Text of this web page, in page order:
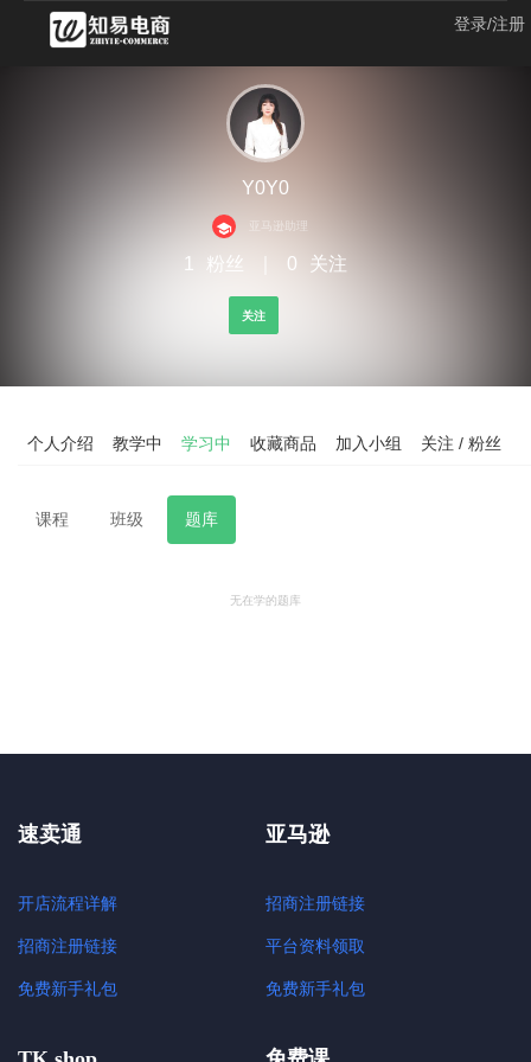
登录/注册
Y0Y0
1 粉丝 0 关注
关注
个人介绍 教学中 学习中 收藏商品 加入小组 关注 / 粉丝
课程 班级 题库
无在学的题库
速卖通
开店流程详解
招商注册链接
免费新手礼包
亚马逊
招商注册链接
平台资料领取
免费新手礼包